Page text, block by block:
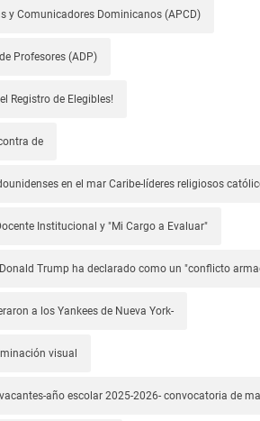
y Comunicadores Dominicanos (APCD)
Profesores (ADP)
Registro de Elegibles!
de
en el mar Caribe-líderes religiosos
Institucional y "Mi Cargo a Evaluar"
Trump ha declarado como un "conflicto
a los Yankees de Nueva York-
visual
año escolar 2025-2026- convocatoria de